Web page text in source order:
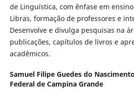
de Linguística, com ênfase em
Libras, formação de professores e
Desenvolve e divulga pesquisas na
publicações, capítulos de livros e
acadêmicos.
Samuel Filipe Guedes do
Federal de Campina Grande